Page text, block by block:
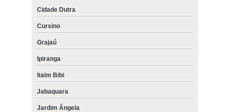
Cidade Dutra
Cursino
Grajaú
Ipiranga
Itaim Bibi
Jabaquara
Jardim Ângela